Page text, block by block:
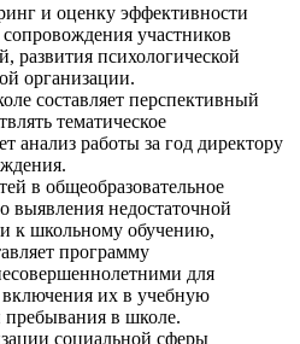
и оценку эффективности
участников
развития психологической
организации.
составляет перспективный
тематическое
анализ работы за год директору
в общеобразовательное
выявления недостаточной
к школьному обучению,
программу
для
их в учебную
пребывания в школе.
социальной сферы